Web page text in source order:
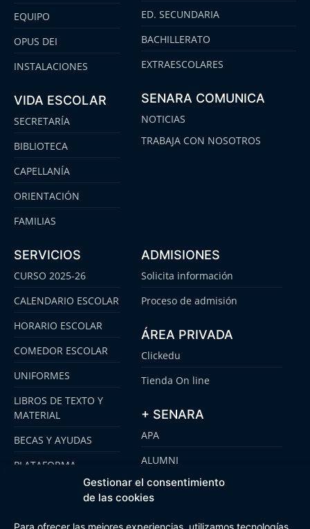
Gestionar el consentimiento
de las cookies
Para ofrecer las mejores experiencias, utilizamos tecnologías
EQUIPO
OPUS DEI
INSTALACIONES
VIDA ESCOLAR
SECRETARÍA
BIBLIOTECA
CAPELLANÍA
ORIENTACIÓN
FAMILIAS
ED. SECUNDARIA
BACHILLERATO
EXTRAESCOLARES
SENARA COMUNICA
NOTICIAS
TRABAJA CON NOSOTROS
SERVICIOS
CURSO 2025-26
CALENDARIO ESCOLAR
HORARIO ESCOLAR
COMEDOR ESCOLAR
UNIFORMES
LIBROS DE TEXTO Y
MATERIAL
BECAS Y AYUDAS
PLATAFORMA
EMOOTI COLEGIOS
ADMISIONES
Solicita información
Proceso de admisión
ÁREA PRIVADA
Clickedu
Tienda On line
+ SENARA
APA
ALUMNI
SENARA SENIOR